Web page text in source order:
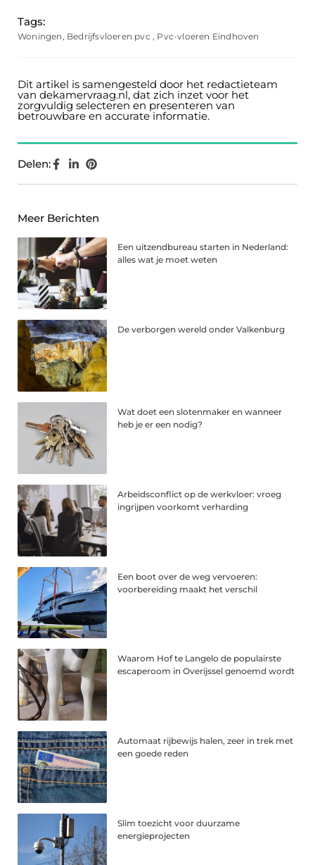
Tags:
Woningen, Bedrijfsvloeren pvc , Pvc-vloeren Eindhoven
Dit artikel is samengesteld door het redactieteam
van dekamervraag.nl, dat zich inzet voor het
zorgvuldig selecteren en presenteren van
betrouwbare en accurate informatie.
Delen:
Meer Berichten
Een uitzendbureau starten in Nederland:
alles wat je moet weten
De verborgen wereld onder Valkenburg
Wat doet een slotenmaker en wanneer
heb je er een nodig?
Arbeidsconflict op de werkvloer: vroeg
ingrijpen voorkomt verharding
Een boot over de weg vervoeren:
voorbereiding maakt het verschil
Waarom Hof te Langelo de populairste
escaperoom in Overijssel genoemd wordt
Automaat rijbewijs halen, zeer in trek met
een goede reden
Slim toezicht voor duurzame
energieprojecten